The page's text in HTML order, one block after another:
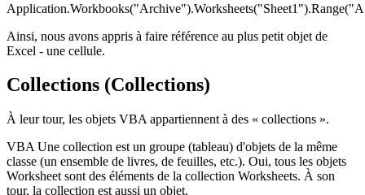
Ainsi, nous avons appris à faire référence au plus petit objet de
Excel - une cellule.
Collections (Collections)
À leur tour, les objets VBA appartiennent à des « collections ».
VBA Une collection est un groupe (tableau) d'objets de la même
classe (un ensemble de livres, de feuilles, etc.). Oui, tous les objets
Worksheet sont des éléments de la collection Worksheets. À son
tour, la collection est aussi un objet.